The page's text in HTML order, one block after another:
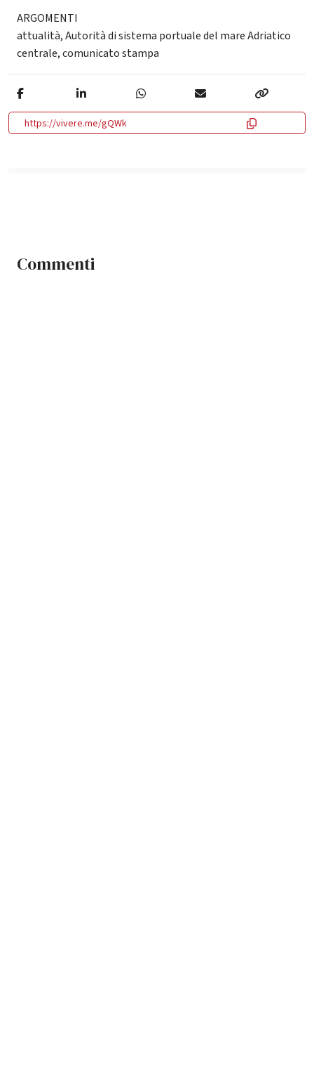
ARGOMENTI
attualità,Autorità di sistema portuale del mare Adriatico
centrale,comunicato stampa
https://vivere.me/gQWk
Commenti